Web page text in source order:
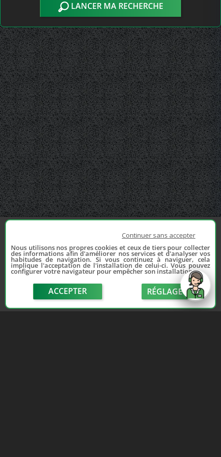
LANCER MA RECHERCHE
Continuer sans accepter
Nous utilisons nos propres cookies et ceux de tiers pour collecter
des informations afin d'améliorer nos services et d'analyser vos
habitudes de navigation. Si vous continuez à naviguer, cela
implique l'acceptation de l'installation de celui-ci. Vous pouvez
configurer votre navigateur pour empêcher son installation.
ACCEPTER RÉGLAGE